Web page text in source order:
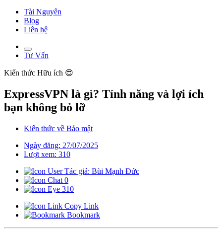
Tài Nguyên
Blog
Liên hệ
Tư Vấn
Kiến thức Hữu ích 😍
ExpressVPN là gì? Tính năng và lợi ích
bạn không bỏ lỡ
Kiến thức về Bảo mật
Ngày đăng: 27/07/2025
Lượt xem: 310
Tác giả: Bùi Mạnh Đức
0
310
Copy Link
Bookmark